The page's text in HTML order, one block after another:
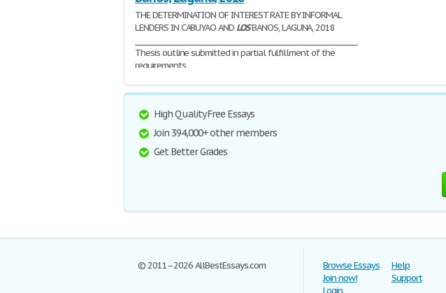
THE DETERMINATION OF INTEREST RATE BY INFORMAL
LENDERS IN CABUYAO AND LOSBANOS, LAGUNA, 2018
Thesis outline submitted in partial fulfillment of the
requirements
High Quality Free Essays
Join 394,000+ other members
Get Better Grades
© 2011–2026 AllBestEssays.com
Browse Essays
Join now!
Login
Help
Support